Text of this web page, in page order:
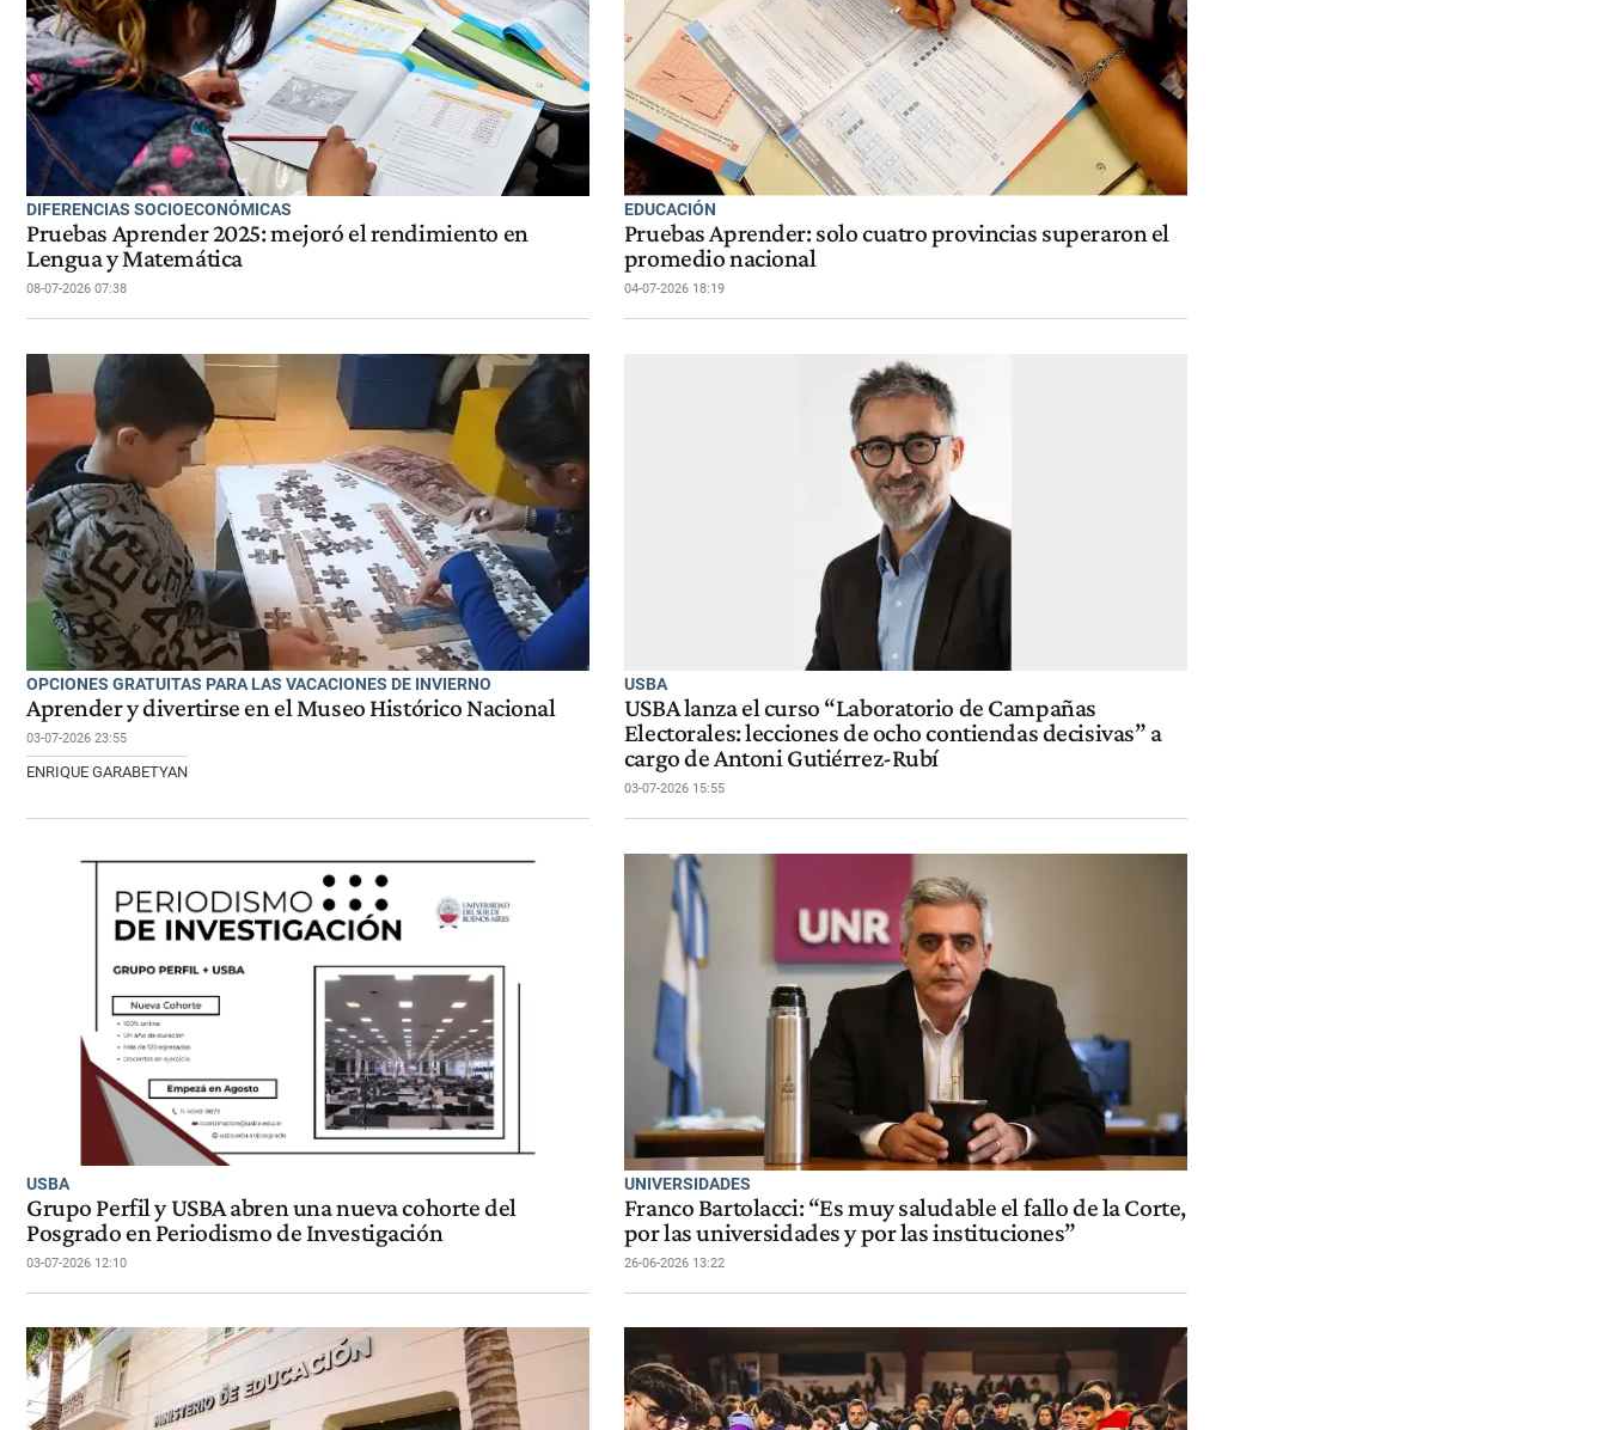
DIFERENCIAS SOCIOECONÓMICAS
Pruebas Aprender 2025: mejoró el rendimiento en
Lengua y Matemática
08-07-2026 07:38
EDUCACIÓN
Pruebas Aprender: solo cuatro provincias superaron el
promedio nacional
04-07-2026 18:19
OPCIONES GRATUITAS PARA LAS VACACIONES DE INVIERNO
Aprender y divertirse en el Museo Histórico Nacional
03-07-2026 23:55
ENRIQUE GARABETYAN
USBA
USBA lanza el curso “Laboratorio de Campañas
Electorales: lecciones de ocho contiendas decisivas” a
cargo de Antoni Gutiérrez-Rubí
03-07-2026 15:55
USBA
Grupo Perfil y USBA abren una nueva cohorte del
Posgrado en Periodismo de Investigación
03-07-2026 12:10
UNIVERSIDADES
Franco Bartolacci: “Es muy saludable el fallo de la Corte,
por las universidades y por las instituciones”
26-06-2026 13:22